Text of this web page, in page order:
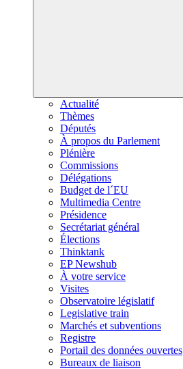
Actualité
Thèmes
Députés
À propos du Parlement
Plénière
Commissions
Délégations
Budget de l´EU
Multimedia Centre
Présidence
Secrétariat général
Élections
Thinktank
EP Newshub
À votre service
Visites
Observatoire législatif
Legislative train
Marchés et subventions
Registre
Portail des données ouvertes
Bureaux de liaison